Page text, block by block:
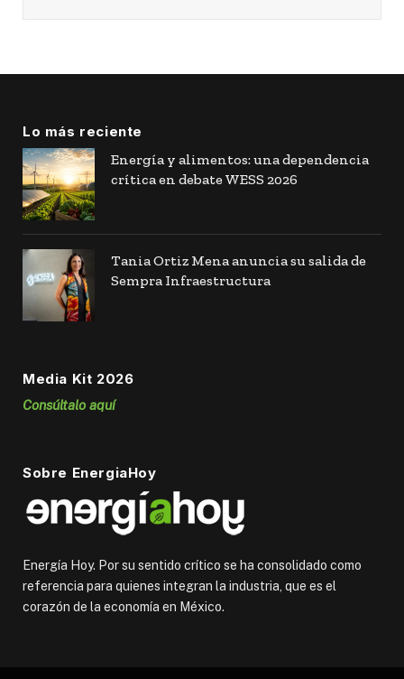
Lo más reciente
Energía y alimentos: una dependencia
crítica en debate WESS 2026
Tania Ortiz Mena anuncia su salida de
Sempra Infraestructura
Media Kit 2026
Consúltalo aquí
Sobre EnergiaHoy
Energía Hoy. Por su sentido crítico se ha consolidado como
referencia para quienes integran la industria, que es el
corazón de la economía en México.